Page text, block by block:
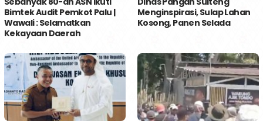
Bimtek Audit Pemkot Palu |
Wawali : Selamatkan
Kekayaan Daerah
Menginspirasi, Sulap Lahan
Kosong, Panen Selada